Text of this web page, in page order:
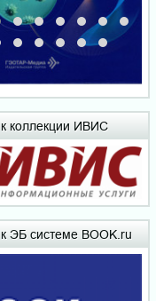
к коллекции ИВИС
к ЭБ системе BOOK.ru